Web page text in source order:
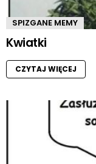
SPIZGANE MEMY
Kwiatki
CZYTAJ WIĘCEJ